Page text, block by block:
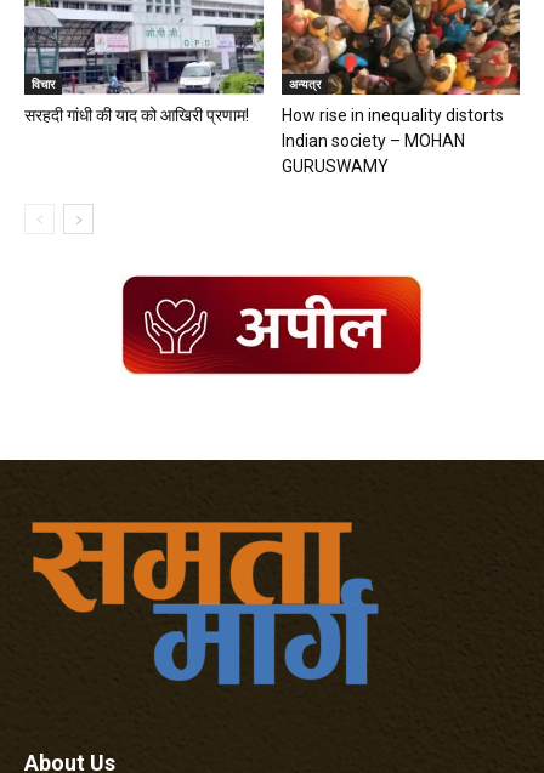
विचार
सरहदी गांधी की याद को आखिरी प्रणाम!
अन्यत्र
How rise in inequality distorts
Indian society – MOHAN
GURUSWAMY
About Us